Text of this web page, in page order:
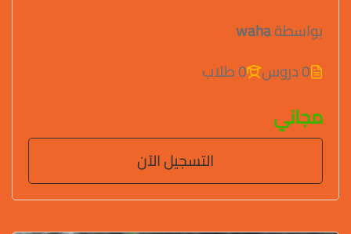
بواسطةwaha
0 دروس
0 طلاب
مجاني
التسجيل الآن